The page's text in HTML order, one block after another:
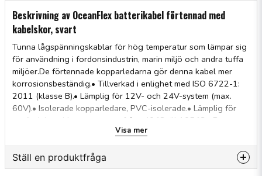
Beskrivning av OceanFlex batterikabel förtennad med
kabelskor, svart
Tunna lågspänningskablar för hög temperatur som lämpar sig
för användning i fordonsindustrin, marin miljö och andra tuffa
miljöer.De förtennade kopparledarna gör denna kabel mer
korrosionsbeständig.• Tillverkad i enlighet med ISO 6722-1:
2011 (klasse B).• Lämplig för 12V- och 24V-system (max.
60V).• Isolerade kopparledare, PVC-isolerade.• Lämplig för
användning vid temperaturer från -40 ºC till 105 ºC.• Bra
motståndskraft mot bensin, dieselolja, smörjoljor och utspädd
syra.• Mycket god motståndskraft mot fukt.• Hård PVC-
isolering sparar vikt och ger bra slitstyrka. Kan skäras
igenom.• Kablarna är tryckta med specifikationen på
Visa mer
Ställ en produktfråga